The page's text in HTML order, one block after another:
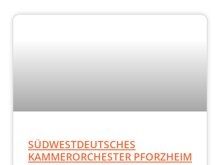
SÜDWESTDEUTSCHES
KAMMERORCHESTER PFORZHEIM